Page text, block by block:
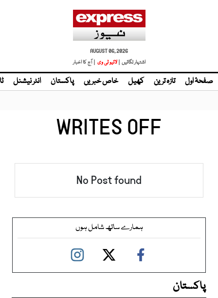
AUGUST 06, 2026
اشتہار لگائیں |
| آج کا اخبار
صفحۂ اول تازہ ترین کھیل خاص خبریں پاکستان انٹر نیشنل
WRITES OFF
No Post found
ہمارے ساتھ شامل ہوں
پاکستان